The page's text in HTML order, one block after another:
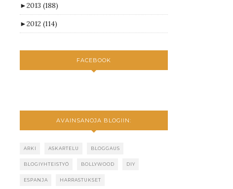
►2013 (188)
►2012 (114)
FACEBOOK
AVAINSANOJA BLOGIIN:
ARKI ASKARTELU BLOGGAUS
BLOGIYHTEISTYÖ BOLLYWOOD DIY
ESPANJA HARRASTUKSET